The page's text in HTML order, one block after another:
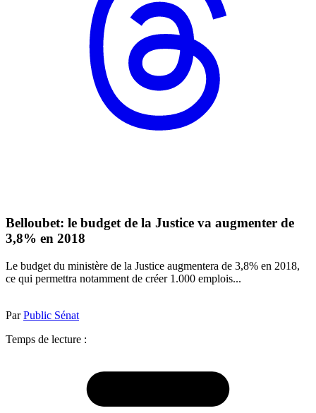
Belloubet: le budget de la Justice va augmenter de
3,8% en 2018
Le budget du ministère de la Justice augmentera de 3,8% en 2018,
ce qui permettra notamment de créer 1.000 emplois...
ParPublic Sénat
Temps de lecture :